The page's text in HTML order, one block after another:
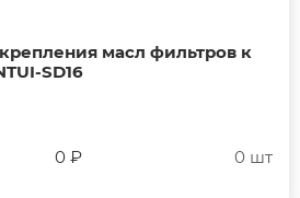
масл фильтров к
SD16
0 ₽ 0 шт